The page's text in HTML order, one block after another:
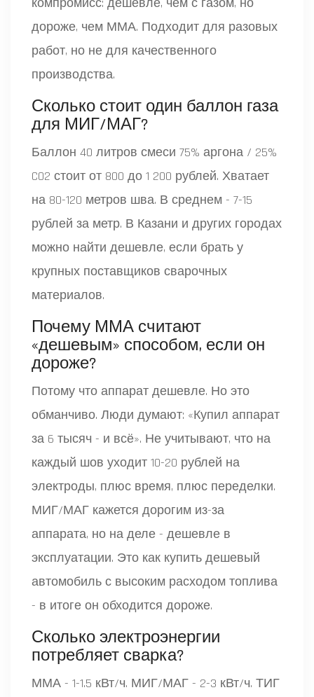
дороже, чем ММА. Подходит для разовых
работ, но не для качественного
производства.
Сколько стоит один баллон газа
для МИГ/МАГ?
Баллон 40 литров смеси 75% аргона / 25%
CO2 стоит от 800 до 1 200 рублей. Хватает
на 80-120 метров шва. В среднем - 7-15
рублей за метр. В Казани и других городах
можно найти дешевле, если брать у
крупных поставщиков сварочных
материалов.
Почему ММА считают
«дешевым» способом, если он
дороже?
Потому что аппарат дешевле. Но это
обманчиво. Люди думают: «Купил аппарат
за 6 тысяч - и всё». Не учитывают, что на
каждый шов уходит 10-20 рублей на
электроды, плюс время, плюс переделки.
МИГ/МАГ кажется дорогим из-за
аппарата, но на деле - дешевле в
эксплуатации. Это как купить дешевый
автомобиль с высоким расходом топлива
- в итоге он обходится дороже.
Сколько электроэнергии
потребляет сварка?
ММА - 1-1.5 кВт/ч. МИГ/МАГ - 2-3 кВт/ч. ТИГ